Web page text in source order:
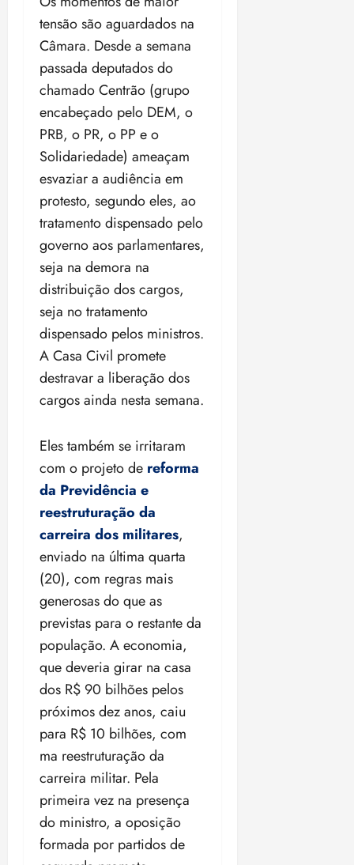
tensão são aguardados na
Câmara. Desde a semana
passada deputados do
chamado Centrão (grupo
encabeçado pelo DEM, o
PRB, o PR, o PP e o
Solidariedade) ameaçam
esvaziar a audiência em
protesto, segundo eles, ao
tratamento dispensado pelo
governo aos parlamentares,
seja na demora na
distribuição dos cargos,
seja no tratamento
dispensado pelos ministros.
A Casa Civil promete
destravar a liberação dos
cargos ainda nesta semana.
Eles também se irritaram
com o projeto de reforma
da Previdência e
reestruturação da
carreira dos militares,
enviado na última quarta
(20), com regras mais
generosas do que as
previstas para o restante da
população. A economia,
que deveria girar na casa
dos R$ 90 bilhões pelos
próximos dez anos, caiu
para R$ 10 bilhões, com
ma reestruturação da
carreira militar. Pela
primeira vez na presença
do ministro, a oposição
formada por partidos de